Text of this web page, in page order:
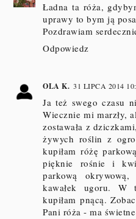
Ładna ta róża,
uprawy to bym ją
Pozdrawiam
Odpowiedz
OLA K. 31 LIPCA 2014
Ja też swego czasu
Wiecznie mi marzły,
zostawała z
żywych roślin z
kupiłam różę
pięknie rośnie i
parkową
kawałek ugoru. W
kupiłam pnącą.
Pani róża - ma